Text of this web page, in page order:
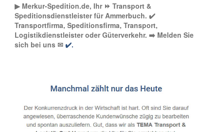
▶︎ Merkur-Spedition.de, Ihr ⏩ Transport &
Speditionsdienstleister für Ammerbuch. ✔️
Transportfirma, Speditionsfirma, Transport,
Logistikdienstleister oder Güterverkehr. ➡️ Melden Sie
sich bei uns ✉ ✔️.